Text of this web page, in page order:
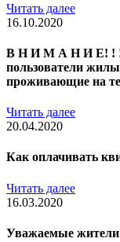
Читать далее
16.10.2020
В Н И М А Н И Е! ! !
пользователи
проживающие на
Читать далее
20.04.2020
Как оплачивать
Читать далее
16.03.2020
Уважаемые